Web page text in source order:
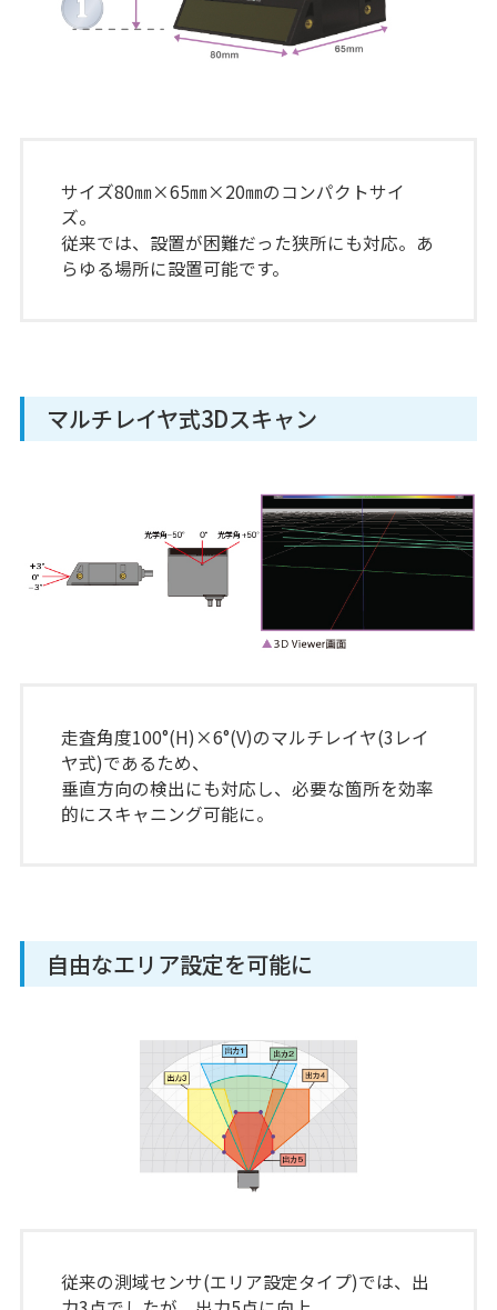
サイズ80㎜×65㎜×20㎜のコンパクトサイ
ズ。
従来では、設置が困難だった狭所にも対応。あ
らゆる場所に設置可能です。
マルチレイヤ式3Dスキャン
走査角度100°(H)×6°(V)のマルチレイヤ(3レイ
ヤ式)であるため、
垂直方向の検出にも対応し、必要な箇所を効率
的にスキャニング可能に。
自由なエリア設定を可能に
従来の測域センサ(エリア設定タイプ)では、出